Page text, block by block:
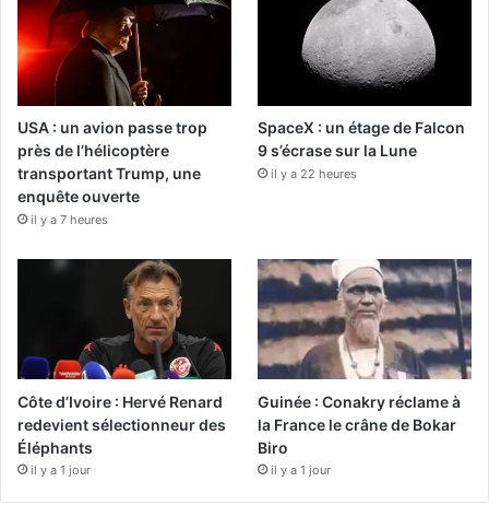
USA : un avion passe trop
près de l’hélicoptère
transportant Trump, une
enquête ouverte
il y a 7 heures
SpaceX : un étage de Falcon
9 s’écrase sur la Lune
il y a 22 heures
Côte d’Ivoire : Hervé Renard
redevient sélectionneur des
Éléphants
il y a 1 jour
Guinée : Conakry réclame à
la France le crâne de Bokar
Biro
il y a 1 jour